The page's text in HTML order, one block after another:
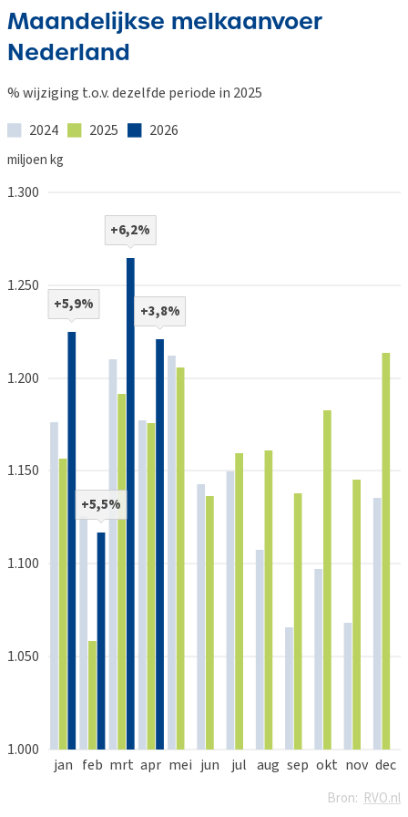
Maandelijkse melkaanvoer
Nederland
% wijziging t.o.v. dezelfde periode in 2025
miljoen kg
2024 2025 2026
jan feb mrt apr mei jun jul aug sep okt nov dec
1.000
1.050
1.100
1.150
1.200
1.250
1.300
Bron: RVO.nl
+5,9%
+5,5%
+6,2%
+3,8%